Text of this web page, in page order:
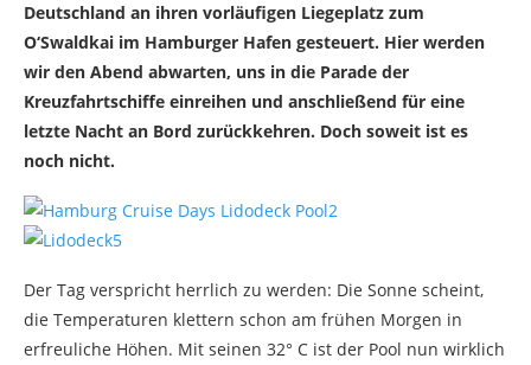
Deutschland an ihren vorläufigen Liegeplatz zum
O‘Swaldkai im Hamburger Hafen gesteuert. Hier werden
wir den Abend abwarten, uns in die Parade der
Kreuzfahrtschiffe einreihen und anschließend für eine
letzte Nacht an Bord zurückkehren. Doch soweit ist es
noch nicht.
Der Tag verspricht herrlich zu werden: Die Sonne scheint,
die Temperaturen klettern schon am frühen Morgen in
erfreuliche Höhen. Mit seinen 32° C ist der Pool nun wirklich